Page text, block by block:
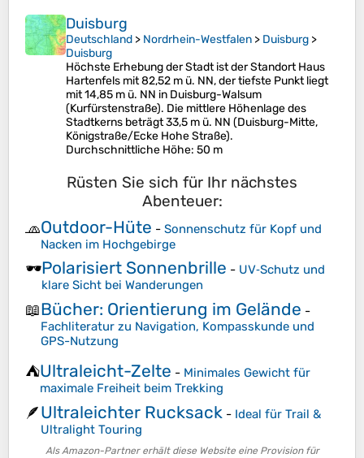
Duisburg
Deutschland > Nordrhein-Westfalen > Duisburg >
Duisburg
Höchste Erhebung der Stadt ist der Standort Haus
Hartenfels mit 82,52 m ü. NN, der tiefste Punkt liegt
mit 14,85 m ü. NN in Duisburg-Walsum
(Kurfürstenstraße). Die mittlere Höhenlage des
Stadtkerns beträgt 33,5 m ü. NN (Duisburg-Mitte,
Königstraße/Ecke Hohe Straße).
Durchschnittliche Höhe: 50 m
Rüsten Sie sich für Ihr nächstes
Abenteuer:
🧢Outdoor-Hüte - Sonnenschutz für Kopf und
Nacken im Hochgebirge
🕶️Polarisiert Sonnenbrille - UV‑Schutz und
klare Sicht bei Wanderungen
📖Bücher: Orientierung im Gelände -
Fachliteratur zu Navigation, Kompasskunde und
GPS-Nutzung
⛺Ultraleicht-Zelte - Minimales Gewicht für
maximale Freiheit beim Trekking
🪶Ultraleichter Rucksack - Ideal für Trail &
Ultralight Touring
Als Amazon-Partner erhält diese Website eine Provision für